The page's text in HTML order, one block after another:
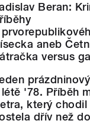
Beran:
aneb
versus
'78. Příběh
který chodil
dřív než